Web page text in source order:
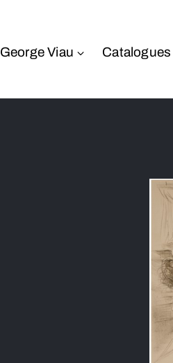
George Viau Catalogues